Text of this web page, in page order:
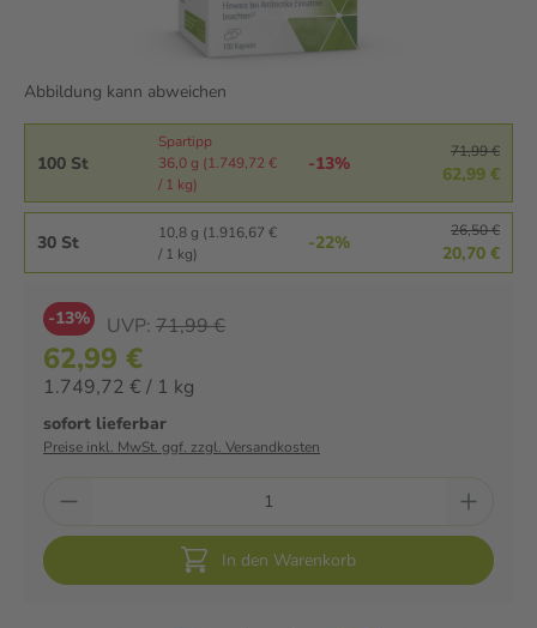
Abbildung kann abweichen
100 St
Spartipp
36,0 g (1.749,72 €
/ 1 kg)
-13%
71,99 €
62,99 €
30 St
10,8 g (1.916,67 €
/ 1 kg)
-22%
26,50 €
20,70 €
-13% UVP: 71,99 €
62,99 €
1.749,72 € / 1 kg
sofort lieferbar
Preise inkl. MwSt. ggf. zzgl. Versandkosten
In den Warenkorb